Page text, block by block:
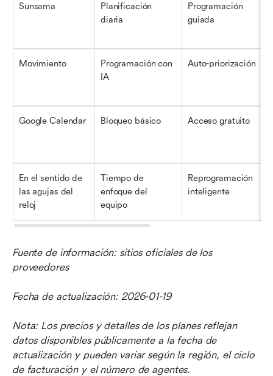
Sunsama
Planificación
diaria
Programación
guiada
Movimiento
Programación con
IA
Auto-priorización
Google Calendar Bloqueo básico Acceso gratuito
En el sentido de
las agujas del
reloj
Tiempo de
enfoque del
equipo
Reprogramación
inteligente
Fuente de información: sitios oficiales de los
proveedores
Fecha de actualización: 2026-01-19
Nota: Los precios y detalles de los planes reflejan
datos disponibles públicamente a la fecha de
actualización y pueden variar según la región, el ciclo
de facturación y el número de agentes.